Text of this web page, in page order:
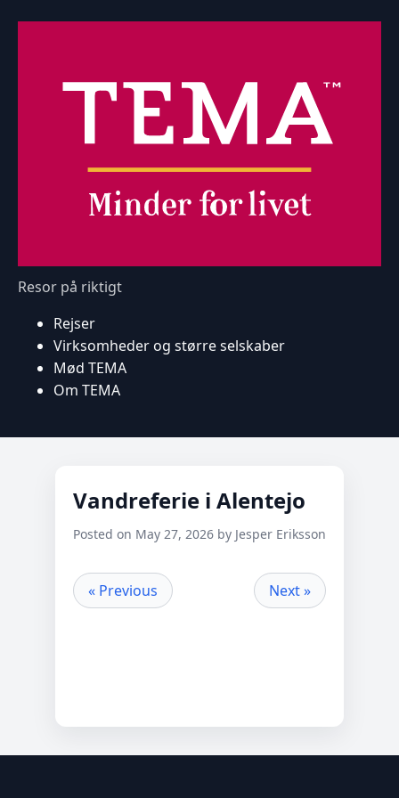
Resor på riktigt
Rejser
Virksomheder og større selskaber
Mød TEMA
Om TEMA
Vandreferie i Alentejo
Posted on May 27, 2026 by Jesper Eriksson
« Previous Next »